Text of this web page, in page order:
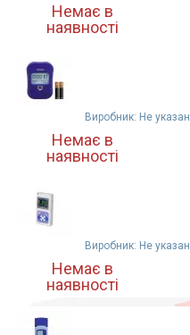
Немає в
наявності
Виробник: Не указан
Немає в
наявності
Виробник: Не указан
Немає в
наявності